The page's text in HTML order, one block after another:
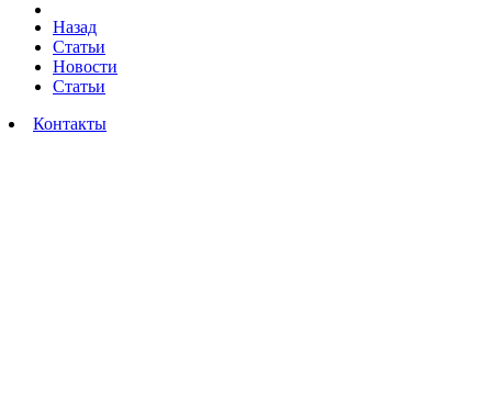
Назад
Статьи
Новости
Статьи
Контакты